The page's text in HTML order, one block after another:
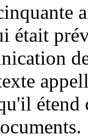
était